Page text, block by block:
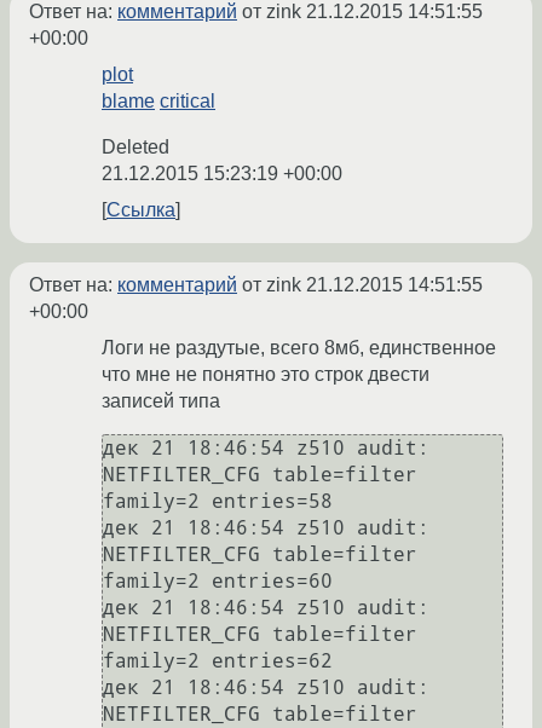
Ответ на: комментарий от zink 21.12.2015 14:51:55
+00:00
plot
blame critical
Deleted
21.12.2015 15:23:19 +00:00
Ссылка
Ответ на: комментарий от zink 21.12.2015 14:51:55
+00:00
Логи не раздутые, всего 8мб, единственное
что мне не понятно это строк двести
записей типа
дек 21 18:46:54 z510 audit:
NETFILTER_CFG table=filter
family=2 entries=58
дек 21 18:46:54 z510 audit:
NETFILTER_CFG table=filter
family=2 entries=60
дек 21 18:46:54 z510 audit:
NETFILTER_CFG table=filter
family=2 entries=62
дек 21 18:46:54 z510 audit:
NETFILTER_CFG table=filter